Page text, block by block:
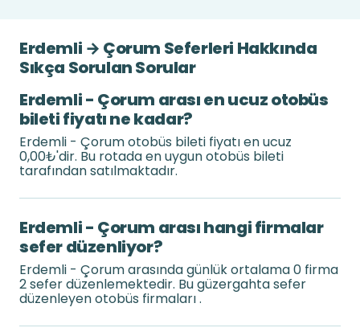
Erdemli → Çorum Seferleri Hakkında
Sıkça Sorulan Sorular
Erdemli - Çorum arası en ucuz otobüs
bileti fiyatı ne kadar?
Erdemli - Çorum otobüs bileti fiyatı en ucuz
0,00₺'dir. Bu rotada en uygun otobüs bileti
tarafından satılmaktadır.
Erdemli - Çorum arası hangi firmalar
sefer düzenliyor?
Erdemli - Çorum arasında günlük ortalama 0 firma
2 sefer düzenlemektedir. Bu güzergahta sefer
düzenleyen otobüs firmaları .